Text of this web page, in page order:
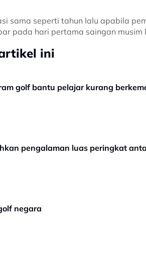
sama seperti tahun lalu apabila
pada hari pertama saingan musim
ini
golf bantu pelajar kurang
pengalaman luas peringkat
negara